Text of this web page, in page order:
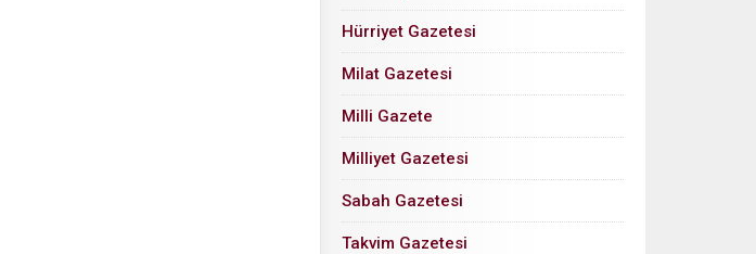
Hürriyet Gazetesi
Milat Gazetesi
Milli Gazete
Milliyet Gazetesi
Sabah Gazetesi
Takvim Gazetesi